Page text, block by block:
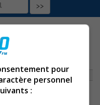
ANIMERA SAINT-
À SAMEDI
pour
personnel
: